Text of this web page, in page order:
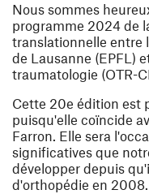
Nous sommes
programme 2024 de
translationnelle entre
de Lausanne (EPFL)
traumatologie (OTR-
Cette 20e édition est
puisqu'elle coïncide
Farron. Elle sera
significatives que
développer depuis
d'orthopédie en 2008.